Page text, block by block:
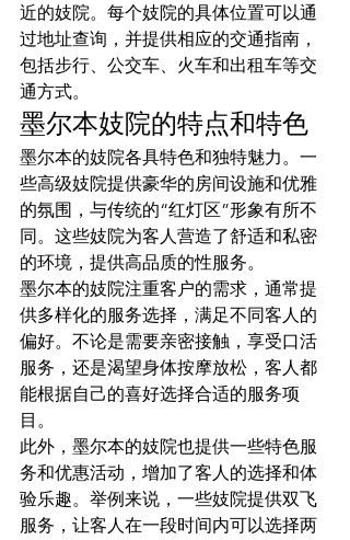
近的妓院。每个妓院的具体位置可以通
过地址查询，并提供相应的交通指南，
包括步行、公交车、火车和出租车等交
通方式。
墨尔本妓院的特点和特色
墨尔本的妓院各具特色和独特魅力。一
些高级妓院提供豪华的房间设施和优雅
的氛围，与传统的“红灯区”形象有所不
同。这些妓院为客人营造了舒适和私密
的环境，提供高品质的性服务。
墨尔本的妓院注重客户的需求，通常提
供多样化的服务选择，满足不同客人的
偏好。不论是需要亲密接触，享受口活
服务，还是渴望身体按摩放松，客人都
能根据自己的喜好选择合适的服务项
目。
此外，墨尔本的妓院也提供一些特色服
务和优惠活动，增加了客人的选择和体
验乐趣。举例来说，一些妓院提供双飞
服务，让客人在一段时间内可以选择两